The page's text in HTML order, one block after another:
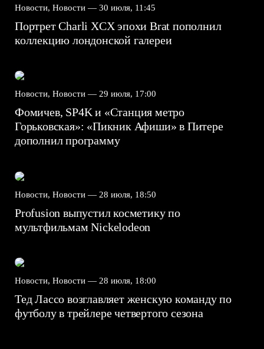
Новости, Новости — 30 июля, 11:45
Портрет Charli XCX эпохи Brat пополнил
коллекцию лондонской галереи
Новости, Новости — 29 июля, 17:00
Фомичев, SP4K и «Станция метро
Горьковская»: «Пикник Афиши» в Питере
дополнил программу
Новости, Новости — 28 июля, 18:50
Profusion выпустил косметику по
мультфильмам Nickelodeon
Новости, Новости — 28 июля, 18:00
Тед Лассо возглавляет женскую команду по
футболу в трейлере четвертого сезона